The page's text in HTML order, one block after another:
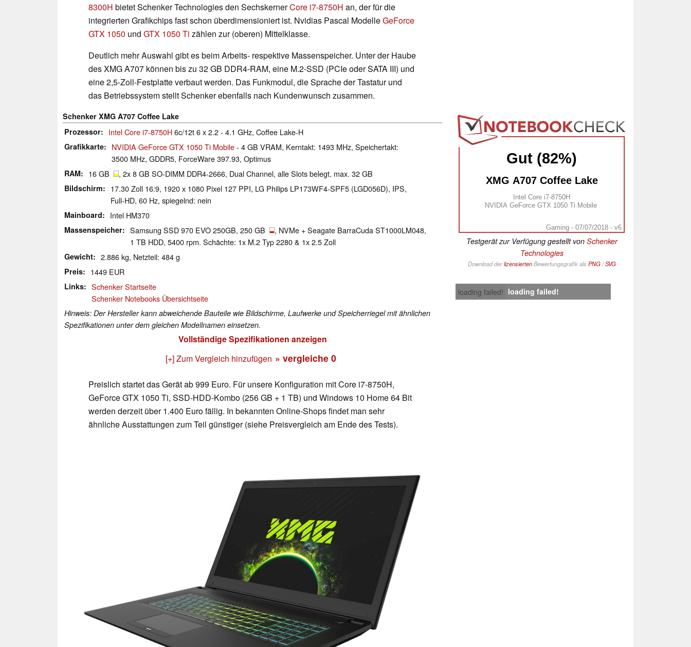
8300H bietet Schenker Technologies den SechskernerCore i7-8750H an, der für die
integrierten Grafikchips fast schon überdimensioniert ist. Nvidias Pascal ModelleGeForce
GTX 1050 und GTX 1050 Ti zählen zur (oberen) Mittelklasse.
Deutlich mehr Auswahl gibt es beim Arbeits- respektive Massenspeicher. Unter der Haube
des XMG A707 können bis zu 32 GB DDR4-RAM, eine M.2-SSD (PCIe oder SATA III) und
eine 2,5-Zoll-Festplatte verbaut werden. Das Funkmodul, die Sprache der Tastatur und
das Betriebssystem stellt Schenker ebenfalls nach Kundenwunsch zusammen.
Gut (82%)
XMG A707 Coffee Lake
Intel Core i7-8750H
NVIDIA GeForce GTX 1050 Ti Mobile
Gaming - 07/07/2018 - v6
Testgerät zur Verfügung gestellt von Schenker
Technologies
Download derlizensiertenBewertungsgrafik als PNG/SVG
loading failed! loading failed!
Schenker XMG A707 Coffee Lake
Prozessor
Intel Core i7-8750H6c/12t 6 x 2.2 - 4.1 GHz, Coffee Lake-H
Grafikkarte NVIDIA GeForce GTX 1050 Ti Mobile- 4 GB VRAM, Kerntakt: 1493 MHz, Speichertakt:
3500 MHz, GDDR5, ForceWare 397.93, Optimus
RAM 16 GB , 2x 8 GB SO-DIMM DDR4-2666, Dual Channel, alle Slots belegt, max. 32 GB
Bildschirm
17.30 Zoll 16:9, 1920 x 1080 Pixel 127 PPI, LG Philips LP173WF4-SPF5 (LGD056D), IPS,
Full-HD, 60 Hz, spiegelnd: nein
Mainboard Intel HM370
Massenspeicher Samsung SSD 970 EVO 250GB, 250 GB
, NVMe + Seagate BarraCuda ST1000LM048,
1 TB HDD, 5400 rpm. Schächte: 1x M.2 Typ 2280 & 1x 2.5 Zoll
Gewicht 2.886 kg, Netzteil: 484 g
Preis 1449 EUR
Links
Schenker Startseite
Schenker Notebooks Übersichtseite
Hinweis: Der Hersteller kann abweichende Bauteile wie Bildschirme, Laufwerke und Speicherriegel mit ähnlichen
Spezifikationen unter dem gleichen Modellnamen einsetzen.
Vollständige Spezifikationen anzeigen
[+] Zum Vergleich hinzufügen » vergleiche 0
Preislich startet das Gerät ab 999 Euro. Für unsere Konfiguration mit Core i7-8750H,
GeForce GTX 1050 Ti, SSD-HDD-Kombo (256 GB + 1 TB) und Windows 10 Home 64 Bit
werden derzeit über 1.400 Euro fällig. In bekannten Online-Shops findet man sehr
ähnliche Ausstattungen zum Teil günstiger (siehe Preisvergleich am Ende des Tests).